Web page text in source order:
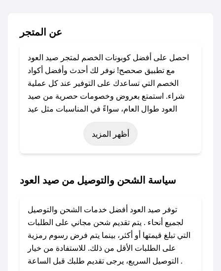
عن المتجر
احصل على أفضل كوبونات الخصم لمتجر صيد العود
مع تطبيق صحصح! نوفر لك أحدث وأفضل أكواد
الخصم التي تساعدك على التوفير عند كل عملية
شراء. استمتع بعروض وخصومات حصرية من صيد
العود طوال العام، سواءً في المناسبات مثل عيد
الفطر، عيد الأضحى، الجمعة البيضاء (شهر نوفمبر)،
رمضان، اليوم الوطني، يوم التأسيس، أو حتى عروض
باستخدام تطبيق صحصح، يمكنك العثور بسهولة على
تواصل معنا عبر تويتر أو البريد الإلكتروني لإضافته
بسرعة.
### كيفية استخدام كود خصم صيد العود؟
1. انسخ كود الخصم من تطبيق صحصح.
أظهر المزيد
سياسة الشحن والتوصيل من صيد العود
توفر صيد العود أفضل خدمات الشحن والتوصيل
لجميع أنحاء . يتم تقديم شحن مجاني على الطلبات
التي تبلغ قيمتها أو أكثر، بينما يتم فرض رسوم رمزية
على الطلبات الأقل من ذلك. للاستفادة من خيار
التوصيل السريع، يرجى تقديم طلبك قبل الساعة .